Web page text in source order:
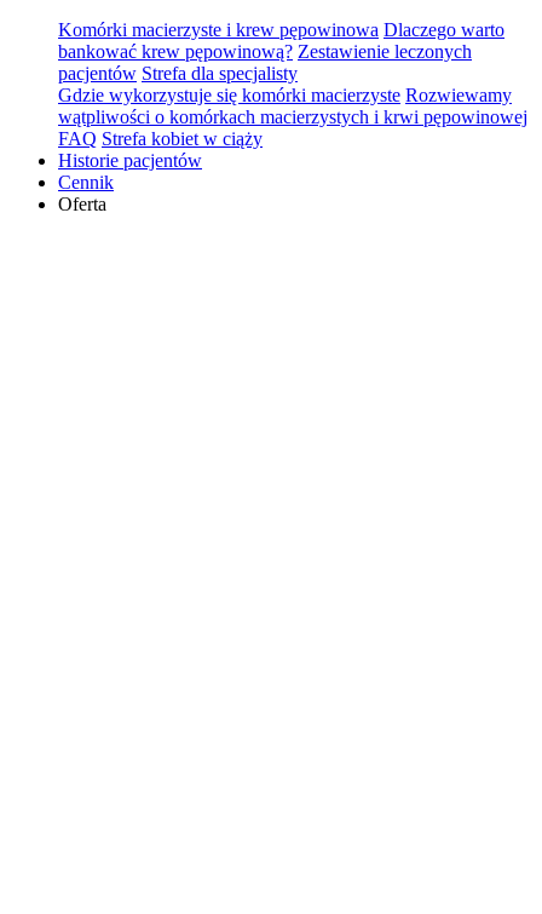
Komórki macierzyste i krew pępowinowa Dlaczego warto
bankować krew pępowinową? Zestawienie leczonych
pacjentów Strefa dla specjalisty
Gdzie wykorzystuje się komórki macierzyste Rozwiewamy
wątpliwości o komórkach macierzystych i krwi pępowinowej
FAQ Strefa kobiet w ciąży
Historie pacjentów
Cennik
Oferta